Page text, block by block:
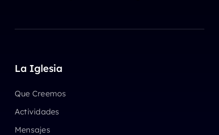
La Iglesia
Que Creemos
Actividades
Mensajes